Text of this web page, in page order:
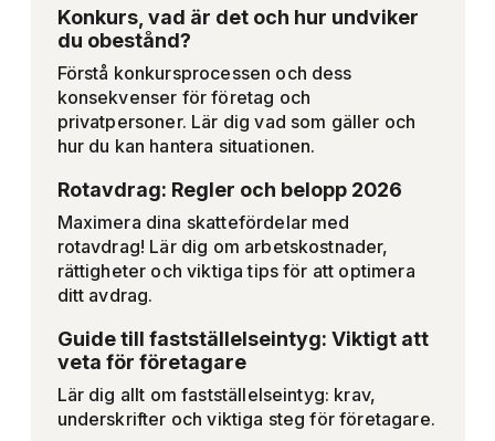
Konkurs, vad är det och hur undviker
du obestånd?
Förstå konkursprocessen och dess
konsekvenser för företag och
privatpersoner. Lär dig vad som gäller och
hur du kan hantera situationen.
Rotavdrag: Regler och belopp 2026
Maximera dina skattefördelar med
rotavdrag! Lär dig om arbetskostnader,
rättigheter och viktiga tips för att optimera
ditt avdrag.
Guide till fastställelseintyg: Viktigt att
veta för företagare
Lär dig allt om fastställelseintyg: krav,
underskrifter och viktiga steg för företagare.